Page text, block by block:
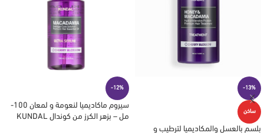
-13%
ساخن
بلسم بالعسل والمكاديميا لترطيب و
-12%
سيروم ماكاديميا لنعومة و لمعان 100-
مل – بزهر الكرز من كوندال KUNDAL